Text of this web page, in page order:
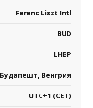
Ferenc Liszt Intl
BUD
LHBP
Будапешт, Венгрия
UTC+1 (CET)